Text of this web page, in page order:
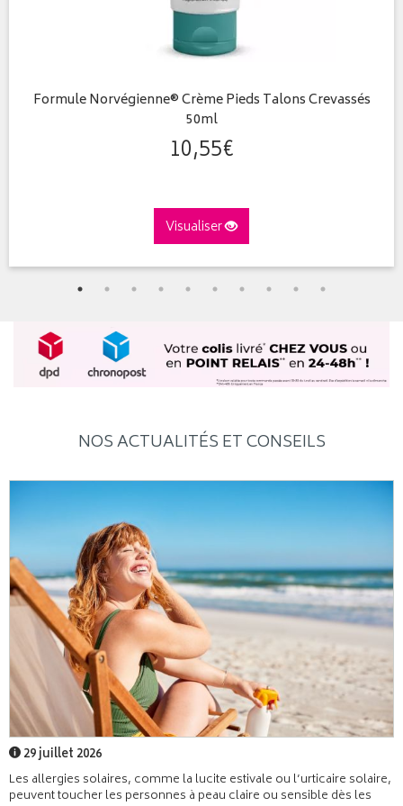
Formule Norvégienne® Crème Pieds Talons Crevassés
50ml
10,55€
Visualiser
NOS ACTUALITÉS ET CONSEILS
29 juillet 2026
Les allergies solaires, comme la lucite estivale ou l’urticaire solaire,
peuvent toucher les personnes à peau claire ou sensible dès les